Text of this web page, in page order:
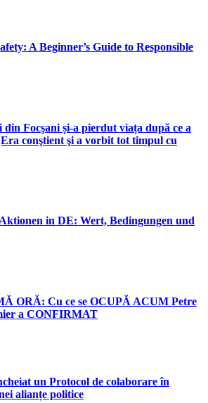
A Beginner’s Guide to Responsible
din Focşani și-a pierdut viața după ce a
conştient şi a vorbit tot timpul cu
in DE: Wert, Bedingungen und
ORĂ: Cu ce se OCUPĂ ACUM Petre
a CONFIRMAT
un Protocol de colaborare în
alianțe politice